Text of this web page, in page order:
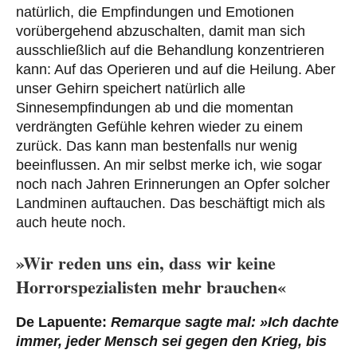
natürlich, die Empfindungen und Emotionen
vorübergehend abzuschalten, damit man sich
ausschließlich auf die Behandlung konzentrieren
kann: Auf das Operieren und auf die Heilung. Aber
unser Gehirn speichert natürlich alle
Sinnesempfindungen ab und die momentan
verdrängten Gefühle kehren wieder zu einem
zurück. Das kann man bestenfalls nur wenig
beeinflussen. An mir selbst merke ich, wie sogar
noch nach Jahren Erinnerungen an Opfer solcher
Landminen auftauchen. Das beschäftigt mich als
auch heute noch.
»Wir reden uns ein, dass wir keine
Horrorspezialisten mehr brauchen«
De Lapuente: Remarque sagte mal: »Ich dachte
immer, jeder Mensch sei gegen den Krieg, bis